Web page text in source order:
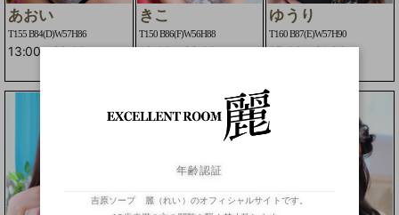
あおい
T155 B84(D)W57H86
13:00-22:00
きこ
T150 B86(F)W56H88
13:00-22:00
ゆうり
T160 B87(E)W57H90
15:00-21:00
年齢認証
吉原ソープ 麗（れい）のオフィシャルサイトです。